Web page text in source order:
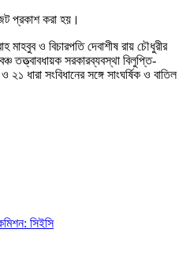
প্রকাশ করা হয়।
মাহবুব ও বিচারপতি দেবাশীষ রায় চৌধুরীর
তত্ত্বাবধায়ক সরকারব্যবস্থা বিলুপ্তি-
ধারা সংবিধানের সঙ্গে সাংঘর্ষিক ও বাতিল
সিইসি